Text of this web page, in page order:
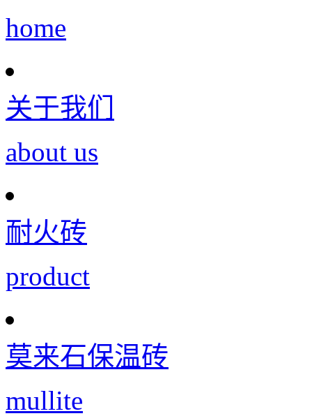
home
关于我们
about us
耐火砖
product
莫来石保温砖
mullite